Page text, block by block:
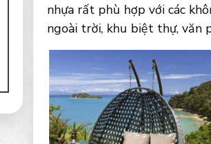
nhựa rất phù hợp với các
ngoài trời, khu biệt thự, văn